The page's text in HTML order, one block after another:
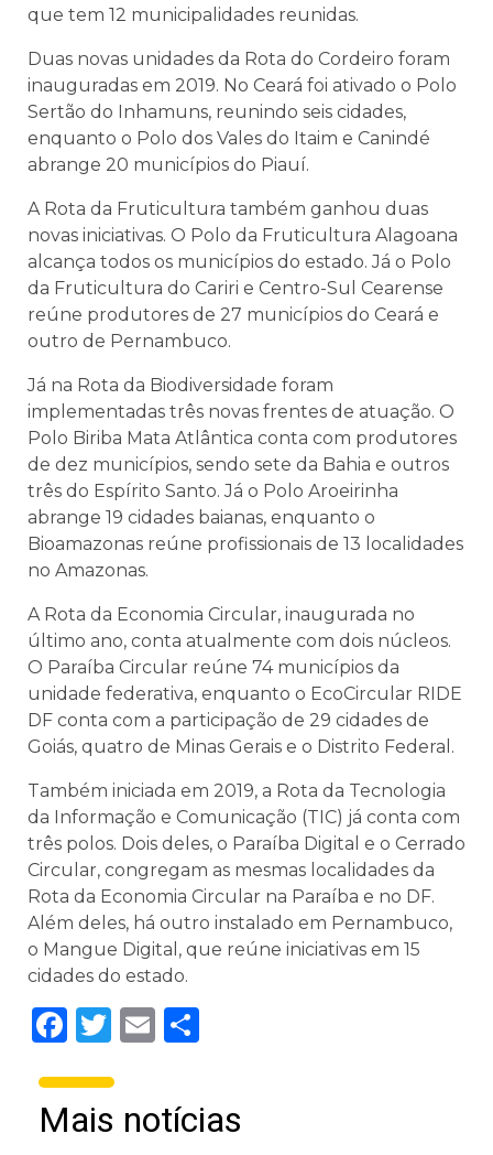
que tem 12 municipalidades reunidas.
Duas novas unidades da Rota do Cordeiro foram
inauguradas em 2019. No Ceará foi ativado o Polo
Sertão do Inhamuns, reunindo seis cidades,
enquanto o Polo dos Vales do Itaim e Canindé
abrange 20 municípios do Piauí.
A Rota da Fruticultura também ganhou duas
novas iniciativas. O Polo da Fruticultura Alagoana
alcança todos os municípios do estado. Já o Polo
da Fruticultura do Cariri e Centro-Sul Cearense
reúne produtores de 27 municípios do Ceará e
outro de Pernambuco.
Já na Rota da Biodiversidade foram
implementadas três novas frentes de atuação. O
Polo Biriba Mata Atlântica conta com produtores
de dez municípios, sendo sete da Bahia e outros
três do Espírito Santo. Já o Polo Aroeirinha
abrange 19 cidades baianas, enquanto o
Bioamazonas reúne profissionais de 13 localidades
no Amazonas.
A Rota da Economia Circular, inaugurada no
último ano, conta atualmente com dois núcleos.
O Paraíba Circular reúne 74 municípios da
unidade federativa, enquanto o EcoCircular RIDE
DF conta com a participação de 29 cidades de
Goiás, quatro de Minas Gerais e o Distrito Federal.
Também iniciada em 2019, a Rota da Tecnologia
da Informação e Comunicação (TIC) já conta com
três polos. Dois deles, o Paraíba Digital e o Cerrado
Circular, congregam as mesmas localidades da
Rota da Economia Circular na Paraíba e no DF.
Além deles, há outro instalado em Pernambuco,
o Mangue Digital, que reúne iniciativas em 15
cidades do estado.
Facebook
Twitter
Email
Mais notícias